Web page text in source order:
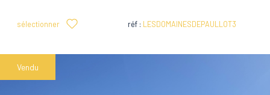
sélectionner réf : LESDOMAINESDEPAULLOT3
Vendu